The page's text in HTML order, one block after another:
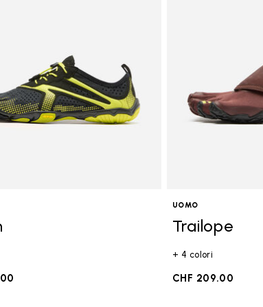
UOMO
Trailope
+ 4 colori
CHF 209.00